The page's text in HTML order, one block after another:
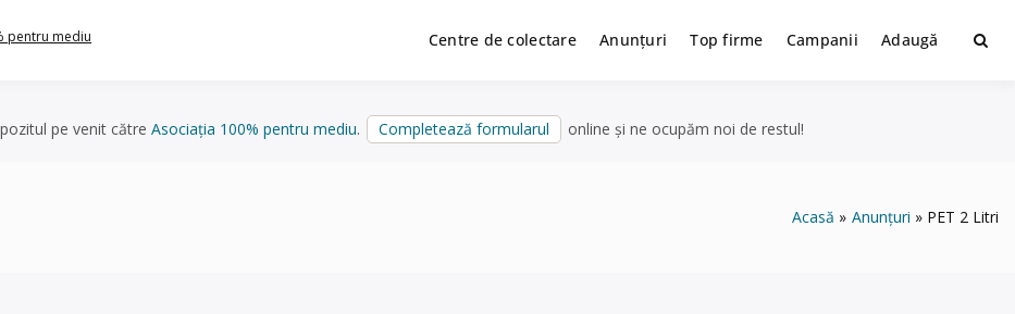
pentru mediu Centre de colectare Anunțuri Top firme Campanii Adaugă
pe venit către Asociația 100% pentru mediu. Completează formularul online și ne ocupăm noi de restul!
Acasă Anunțuri PET 2 Litri